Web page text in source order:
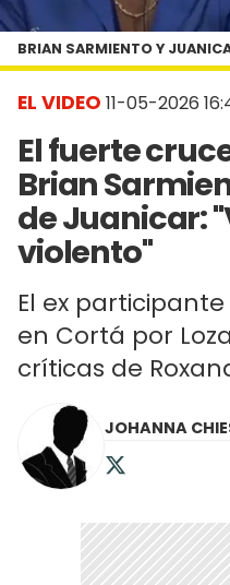
EL VIDEO 11-05-2026
El fuerte
Brian
de Juanicar:
violento"
El ex
en Cortá por
críticas de
BRIAN SARMIENTO Y
JOHANNA